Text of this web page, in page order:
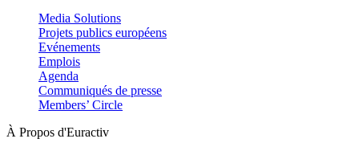
Media Solutions
Projets publics européens
Evénements
Emplois
Agenda
Communiqués de presse
Members’ Circle
À Propos d'Euractiv